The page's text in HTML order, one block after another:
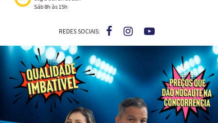
Sáb 8h às 15h
REDES SOCIAIS: